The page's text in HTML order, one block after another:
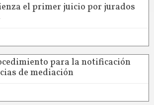
el primer juicio por jurados
para la notificación
de mediación